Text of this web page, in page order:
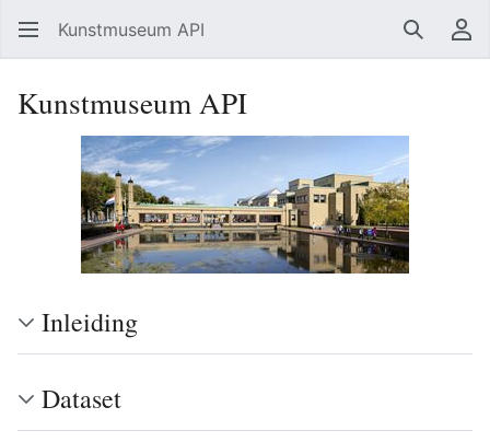
Kunstmuseum API Zoeken
Kunstmuseum API
Inleiding
Dataset